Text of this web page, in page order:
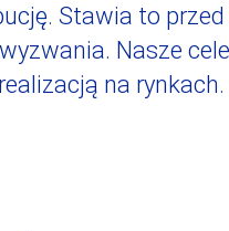
Stawia to
Nasze
na rynkach.